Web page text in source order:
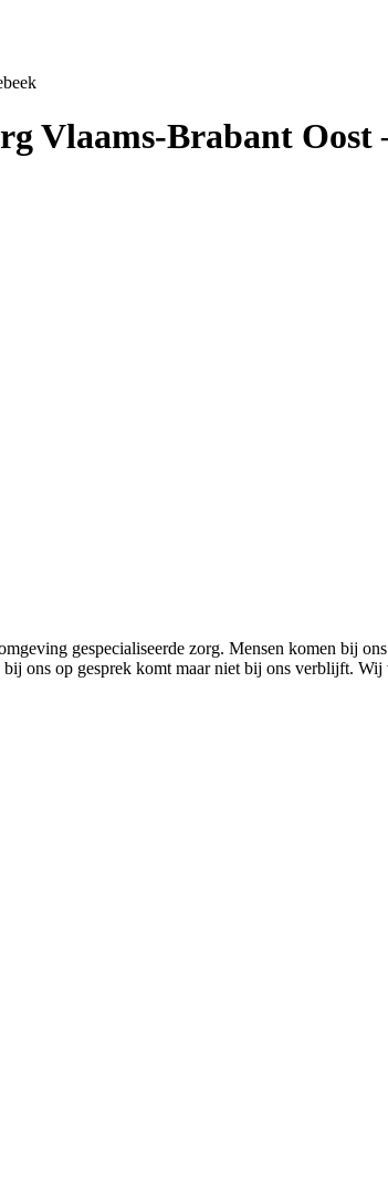
Vlaams-Brabant Oost
gespecialiseerde zorg. Mensen komen bij
ons op gesprek komt maar niet bij ons verblijft.